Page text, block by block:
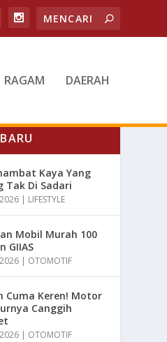
RAGAM DAERAH
Kaya Yang
Tak Di Sadari
| LIFESTYLE
Mobil Murah 100
GIIAS
| OTOMOTIF
Cuma Keren! Motor
Canggih
| OTOMOTIF